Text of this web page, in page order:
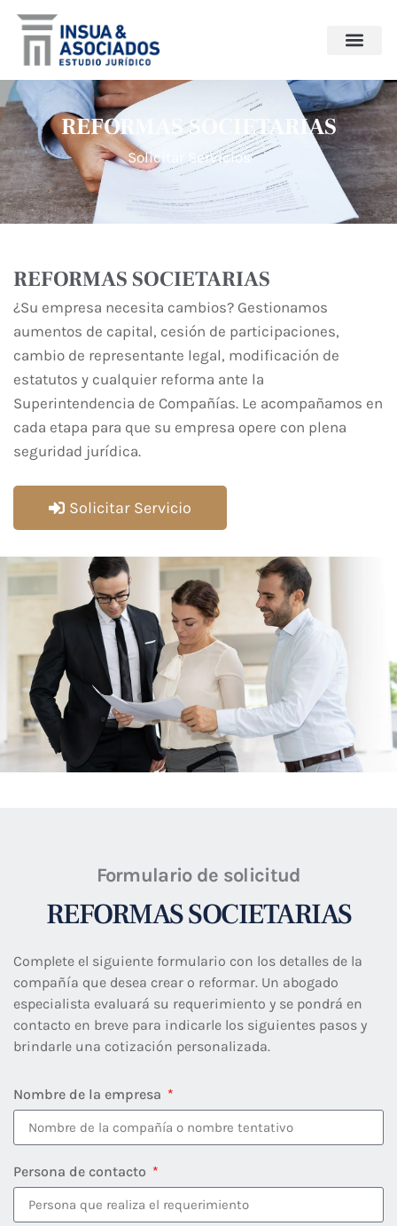
REFORMAS SOCIETARIAS
Solicitar Servicios
REFORMAS SOCIETARIAS
¿Su empresa necesita cambios? Gestionamos
aumentos de capital, cesión de participaciones,
cambio de representante legal, modificación de
estatutos y cualquier reforma ante la
Superintendencia de Compañías. Le acompañamos en
cada etapa para que su empresa opere con plena
seguridad jurídica.
Solicitar Servicio
Formulario de solicitud
REFORMAS SOCIETARIAS
Complete el siguiente formulario con los detalles de la
compañía que desea crear o reformar. Un abogado
especialista evaluará su requerimiento y se pondrá en
contacto en breve para indicarle los siguientes pasos y
brindarle una cotización personalizada.
Nombre de la empresa
Persona de contacto